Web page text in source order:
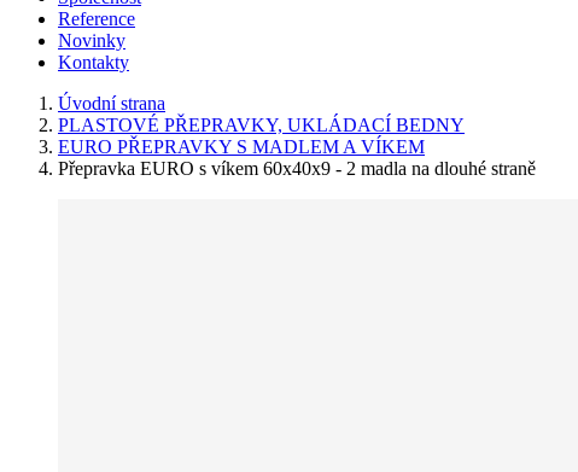
Reference
Novinky
Kontakty
Úvodní strana
PLASTOVÉ PŘEPRAVKY, UKLÁDACÍ BEDNY
EURO PŘEPRAVKY S MADLEM A VÍKEM
Přepravka EURO s víkem 60x40x9 - 2 madla na dlouhé straně